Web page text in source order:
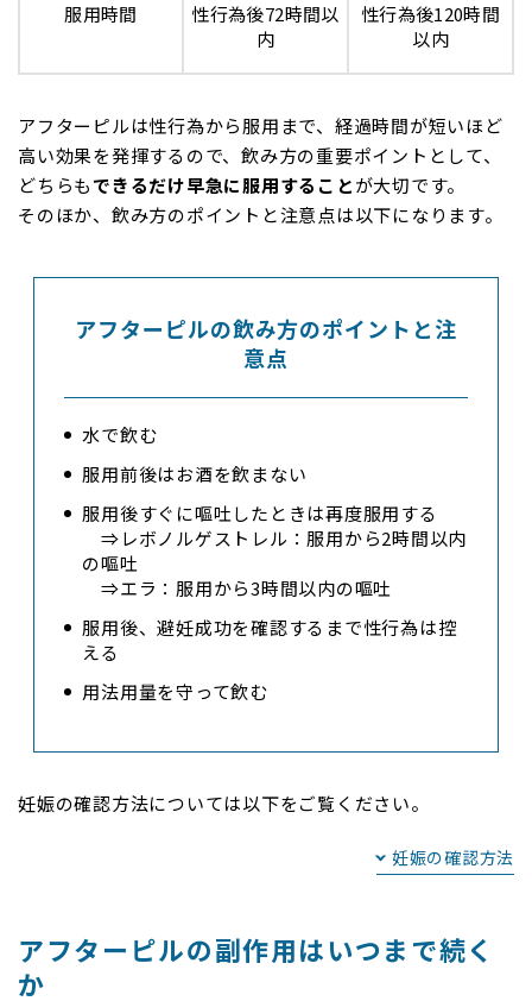
服用時間
性行為後72時間以
内
性行為後120時間
以内
アフターピルは性行為から服用まで、経過時間が短いほど
高い効果を発揮するので、飲み方の重要ポイントとして、
どちらもできるだけ早急に服用することが大切です。
そのほか、飲み方のポイントと注意点は以下になります。
アフターピルの飲み方のポイントと注
意点
水で飲む
服用前後はお酒を飲まない
服用後すぐに嘔吐したときは再度服用する
⇒レボノルゲストレル：服用から2時間以内
の嘔吐
⇒エラ：服用から3時間以内の嘔吐
服用後、避妊成功を確認するまで性行為は控
える
用法用量を守って飲む
妊娠の確認方法については以下をご覧ください。
妊娠の確認方法
アフターピルの副作用はいつまで続く
か